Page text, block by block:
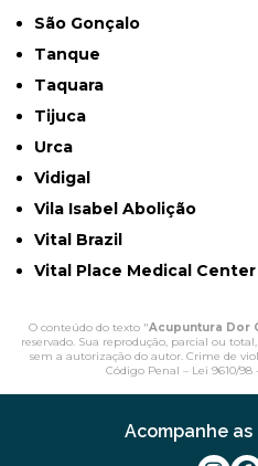
São Gonçalo
Tanque
Taquara
Tijuca
Urca
Vidigal
Vila Isabel Abolição
Vital Brazil
Vital Place Medical
O conteúdo do texto "Acupuntura Dor
reservado. Sua reprodução, parcial ou
sem a autorização do autor. Crime de
Código Penal – Lei 9610/
Acompanhe